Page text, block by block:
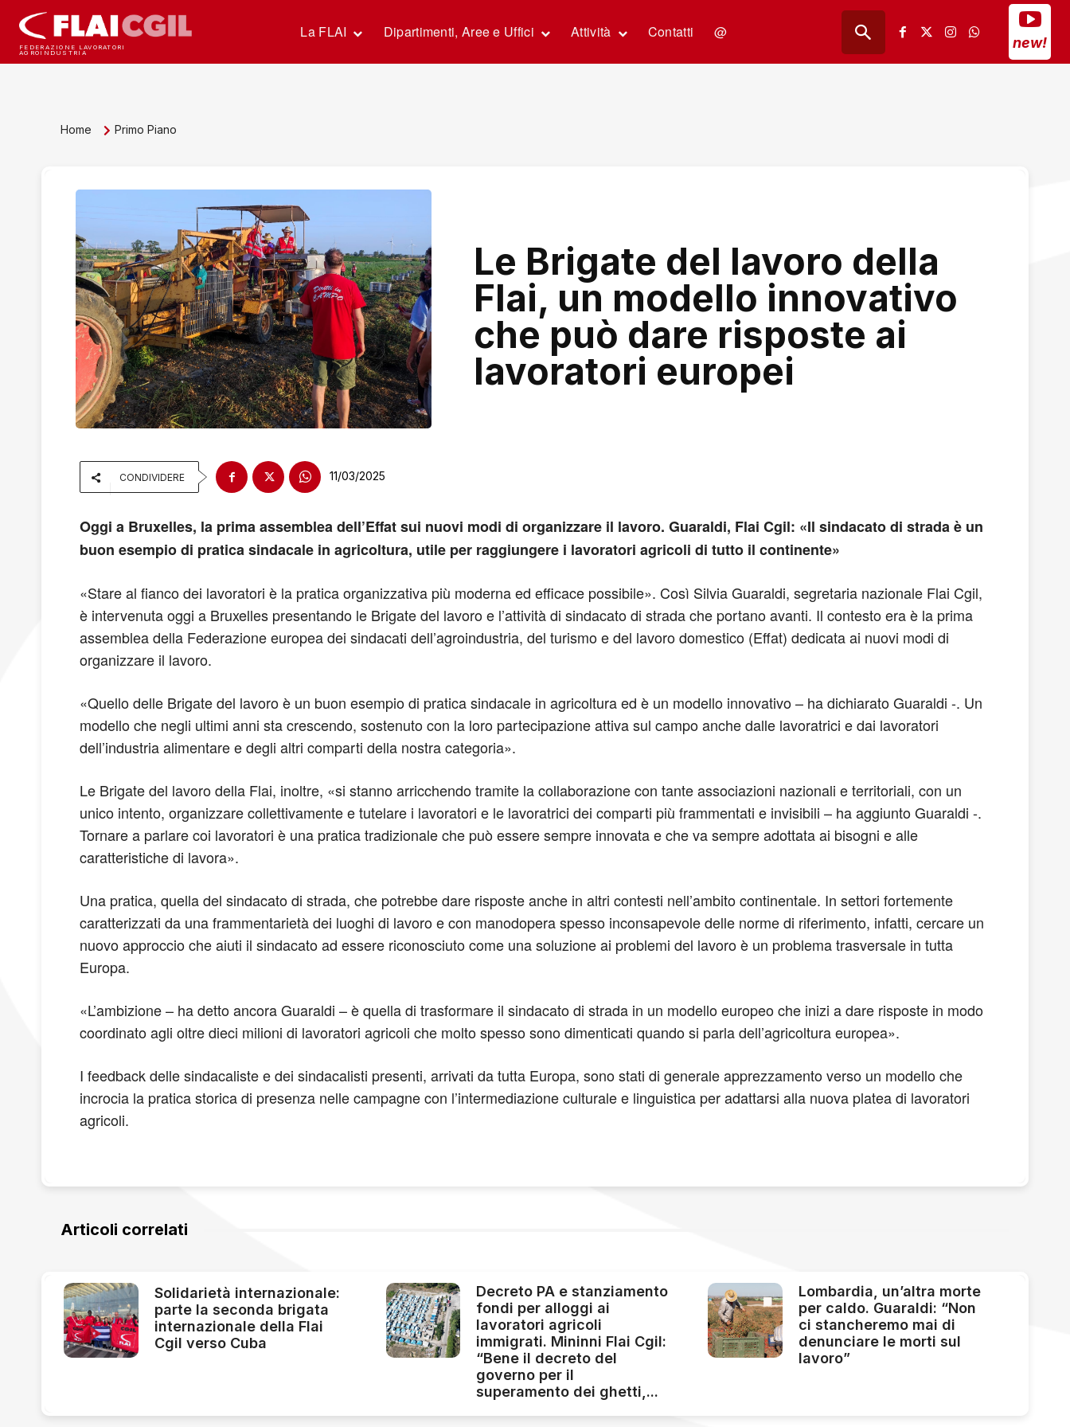
FEDERAZIONE LAVORATORI
AGROINDUSTRIA
La FLAI Dipartimenti, Aree e Uffici Attività Contatti @
new!
Home Primo Piano
Le Brigate del lavoro della
Flai, un modello innovativo
che può dare risposte ai
lavoratori europei
CONDIVIDERE 11/03/2025
Oggi a Bruxelles, la prima assemblea dell’Effat sui nuovi modi di organizzare il lavoro. Guaraldi, Flai Cgil: «Il sindacato di strada è un
buon esempio di pratica sindacale in agricoltura, utile per raggiungere i lavoratori agricoli di tutto il continente»
«Stare al fianco dei lavoratori è la pratica organizzativa più moderna ed efficace possibile». Così Silvia Guaraldi, segretaria nazionale Flai Cgil,
è intervenuta oggi a Bruxelles presentando le Brigate del lavoro e l’attività di sindacato di strada che portano avanti. Il contesto era è la prima
assemblea della Federazione europea dei sindacati dell’agroindustria, del turismo e del lavoro domestico (Effat) dedicata ai nuovi modi di
organizzare il lavoro.
«Quello delle Brigate del lavoro è un buon esempio di pratica sindacale in agricoltura ed è un modello innovativo – ha dichiarato Guaraldi -. Un
modello che negli ultimi anni sta crescendo, sostenuto con la loro partecipazione attiva sul campo anche dalle lavoratrici e dai lavoratori
dell’industria alimentare e degli altri comparti della nostra categoria».
Le Brigate del lavoro della Flai, inoltre, «si stanno arricchendo tramite la collaborazione con tante associazioni nazionali e territoriali, con un
unico intento, organizzare collettivamente e tutelare i lavoratori e le lavoratrici dei comparti più frammentati e invisibili – ha aggiunto Guaraldi -.
Tornare a parlare coi lavoratori è una pratica tradizionale che può essere sempre innovata e che va sempre adottata ai bisogni e alle
caratteristiche di lavora».
Una pratica, quella del sindacato di strada, che potrebbe dare risposte anche in altri contesti nell’ambito continentale. In settori fortemente
caratterizzati da una frammentarietà dei luoghi di lavoro e con manodopera spesso inconsapevole delle norme di riferimento, infatti, cercare un
nuovo approccio che aiuti il sindacato ad essere riconosciuto come una soluzione ai problemi del lavoro è un problema trasversale in tutta
Europa.
«L’ambizione – ha detto ancora Guaraldi – è quella di trasformare il sindacato di strada in un modello europeo che inizi a dare risposte in modo
coordinato agli oltre dieci milioni di lavoratori agricoli che molto spesso sono dimenticati quando si parla dell’agricoltura europea».
I feedback delle sindacaliste e dei sindacalisti presenti, arrivati da tutta Europa, sono stati di generale apprezzamento verso un modello che
incrocia la pratica storica di presenza nelle campagne con l’intermediazione culturale e linguistica per adattarsi alla nuova platea di lavoratori
agricoli.
Articoli correlati
Solidarietà internazionale:
parte la seconda brigata
internazionale della Flai
Cgil verso Cuba
Decreto PA e stanziamento
fondi per alloggi ai
lavoratori agricoli
immigrati. Mininni Flai Cgil:
“Bene il decreto del
governo per il
superamento dei ghetti,...
Lombardia, un’altra morte
per caldo. Guaraldi: “Non
ci stancheremo mai di
denunciare le morti sul
lavoro”